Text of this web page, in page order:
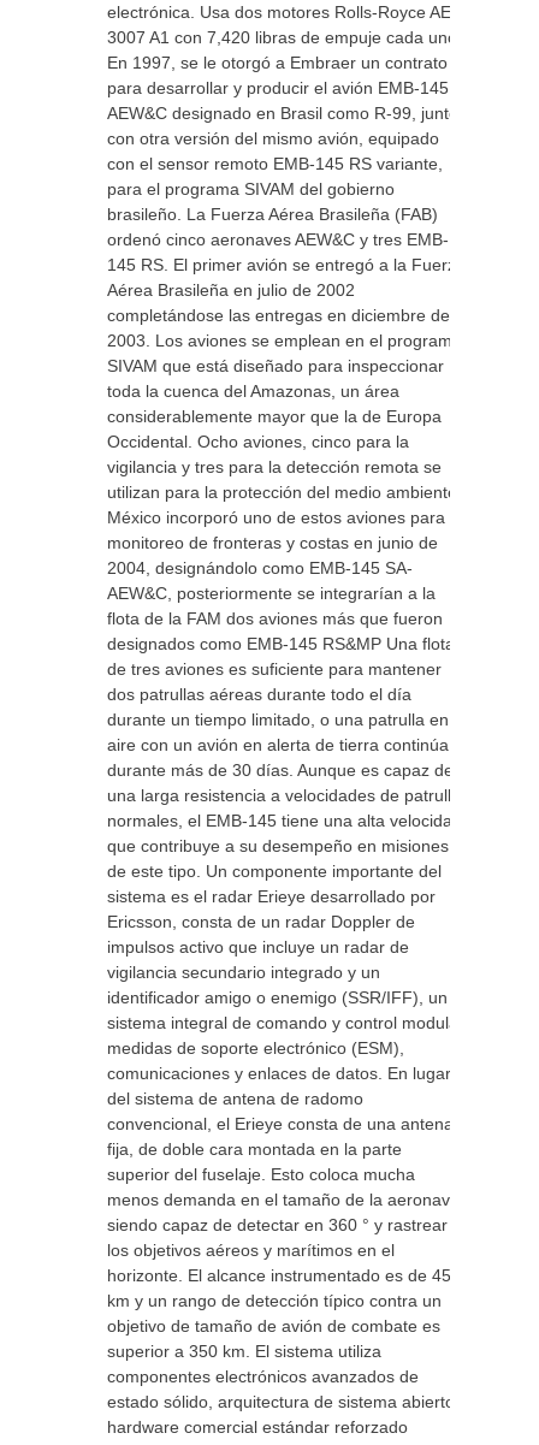
electrónica. Usa dos motores Rolls-Royce AE
3007 A1 con 7,420 libras de empuje cada uno.
En 1997, se le otorgó a Embraer un contrato
para desarrollar y producir el avión EMB-145
AEW&C designado en Brasil como R-99, junto
con otra versión del mismo avión, equipado
con el sensor remoto EMB-145 RS variante,
para el programa SIVAM del gobierno
brasileño. La Fuerza Aérea Brasileña (FAB)
ordenó cinco aeronaves AEW&C y tres EMB-
145 RS. El primer avión se entregó a la Fuerza
Aérea Brasileña en julio de 2002
completándose las entregas en diciembre de
2003. Los aviones se emplean en el programa
SIVAM que está diseñado para inspeccionar
toda la cuenca del Amazonas, un área
considerablemente mayor que la de Europa
Occidental. Ocho aviones, cinco para la
vigilancia y tres para la detección remota se
utilizan para la protección del medio ambiente.
México incorporó uno de estos aviones para el
monitoreo de fronteras y costas en junio de
2004, designándolo como EMB-145 SA-
AEW&C, posteriormente se integrarían a la
flota de la FAM dos aviones más que fueron
designados como EMB-145 RS&MP Una flota
de tres aviones es suficiente para mantener
dos patrullas aéreas durante todo el día
durante un tiempo limitado, o una patrulla en el
aire con un avión en alerta de tierra continúa
durante más de 30 días. Aunque es capaz de
una larga resistencia a velocidades de patrulla
normales, el EMB-145 tiene una alta velocidad
que contribuye a su desempeño en misiones
de este tipo. Un componente importante del
sistema es el radar Erieye desarrollado por
Ericsson, consta de un radar Doppler de
impulsos activo que incluye un radar de
vigilancia secundario integrado y un
identificador amigo o enemigo (SSR/IFF), un
sistema integral de comando y control modular,
medidas de soporte electrónico (ESM),
comunicaciones y enlaces de datos. En lugar
del sistema de antena de radomo
convencional, el Erieye consta de una antena
fija, de doble cara montada en la parte
superior del fuselaje. Esto coloca mucha
menos demanda en el tamaño de la aeronave,
siendo capaz de detectar en 360 ° y rastrear
los objetivos aéreos y marítimos en el
horizonte. El alcance instrumentado es de 450
km y un rango de detección típico contra un
objetivo de tamaño de avión de combate es
superior a 350 km. El sistema utiliza
componentes electrónicos avanzados de
estado sólido, arquitectura de sistema abierto y
hardware comercial estándar reforzado